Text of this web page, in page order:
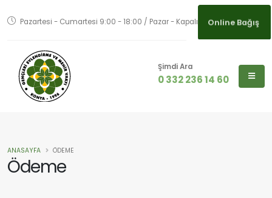
Pazartesi - Cumartesi 9:00 - 18:00 / Pazar - Kapalı Online Bağış
Şimdi Ara
0 332 236 14 60
Ödeme
ANASAYFA ÖDEME